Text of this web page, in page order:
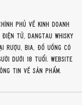
phủ về kinh doanh
tử, DangTau Whisky
rượu, bia, đồ uống có
dưới 18 tuổi. Website
tin về sản phẩm.